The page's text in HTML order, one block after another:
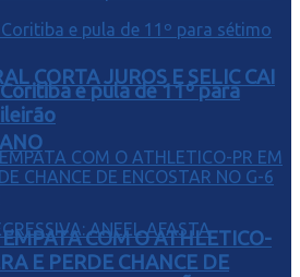
CORTA JUROS E SELIC CAI
e pula de 11º para
COM O ATHLETICO-
E PERDE CHANCE DE